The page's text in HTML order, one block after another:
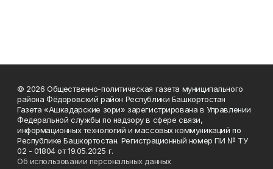
© 2026 Общественно-политическая газета муниципального
района Фёдоровский район Республики Башкортостан
Газета «Ашкадарские зори» зарегистрирована в Управлении
Федеральной службы по надзору в сфере связи,
информационных технологий и массовых коммуникаций по
Республике Башкортостан. Регистрационный номер ПИ № ТУ
02 - 01804 от 19.05.2025 г.
Об использовании персональных данных